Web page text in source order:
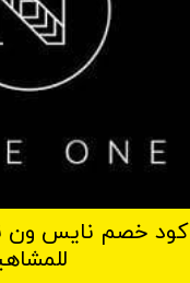
كود خصم نايس ون